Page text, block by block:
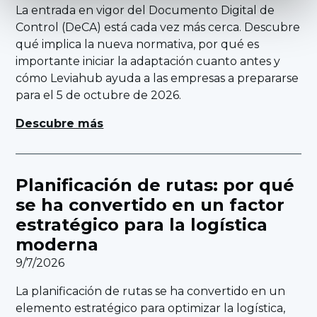
La entrada en vigor del Documento Digital de
Control (DeCA) está cada vez más cerca. Descubre
qué implica la nueva normativa, por qué es
importante iniciar la adaptación cuanto antes y
cómo Leviahub ayuda a las empresas a prepararse
para el 5 de octubre de 2026.
Descubre más
Planificación de rutas: por qué
se ha convertido en un factor
estratégico para la logística
moderna
9/7/2026
La planificación de rutas se ha convertido en un
elemento estratégico para optimizar la logística,